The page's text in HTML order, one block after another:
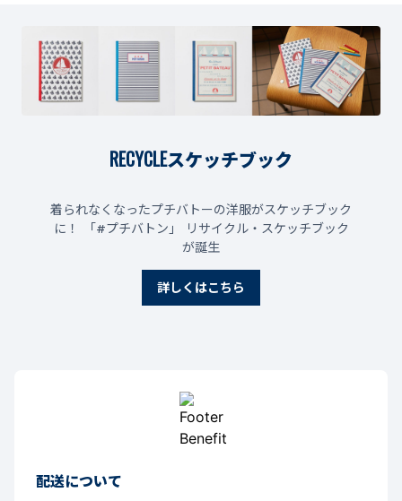
RECYCLEスケッチブック
着られなくなったプチバトーの洋服がスケッチブック
に！ 「#プチバトン」 リサイクル‧スケッチブック
が誕⽣
詳しくはこちら
配送について